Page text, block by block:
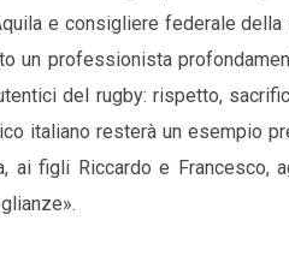
e consigliere federale
un professionista
del rugby: rispetto,
italiano resterà un esempio
ai figli Riccardo e Francesco,